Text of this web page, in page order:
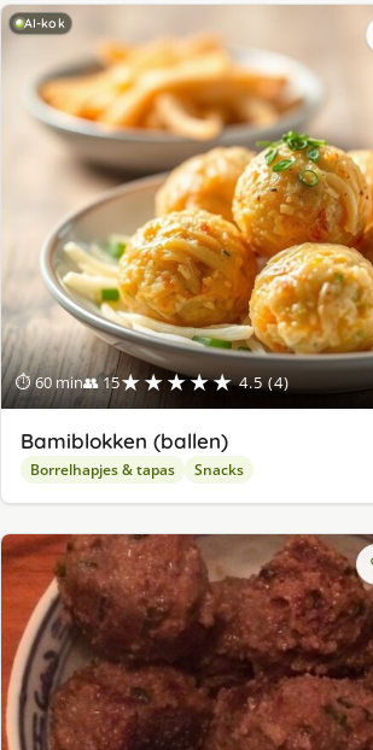
AI-kok
⏱ 60 min👥 15★★★★★ 4.5 (4)
Bamiblokken (ballen)
Borrelhapjes & tapas Snacks